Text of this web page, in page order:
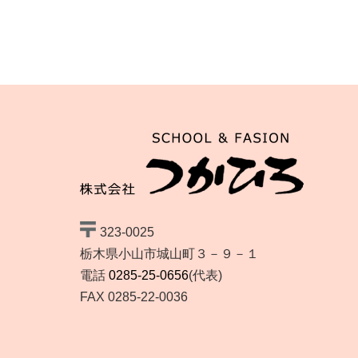
323-0025
栃木県小山市城山町３－９－１
電話 0285-25-0656(代表)
FAX 0285-22-0036